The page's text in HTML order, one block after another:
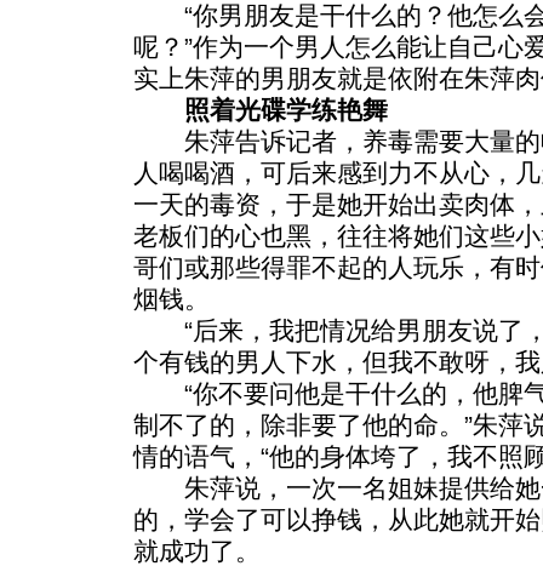
“你男朋友是干什么的？他怎么
呢？”作为一个男人怎么能让自己心
实上朱萍的男朋友就是依附在朱萍
照着光碟学练艳舞
朱萍告诉记者，养毒需要大量的
人喝喝酒，可后来感到力不从心，
一天的毒资，于是她开始出卖肉体
老板们的心也黑，往往将她们这些
哥们或那些得罪不起的人玩乐，有
烟钱。
“后来，我把情况给男朋友说了
个有钱的男人下水，但我不敢呀，
“你不要问他是干什么的，他脾
制不了的，除非要了他的命。”朱萍
情的语气，“他的身体垮了，我不照
朱萍说，一次一名姐妹提供给她
的，学会了可以挣钱，从此她就开
就成功了。